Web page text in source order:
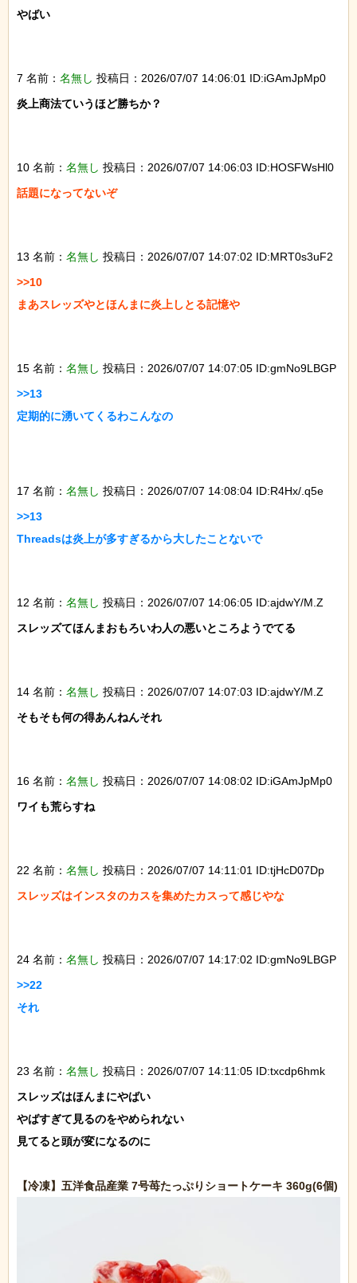
やばい
7 名前： 名無し 投稿日：2026/07/07 14:06:01 ID:iGAmJpMp0
炎上商法ていうほど勝ちか？
10 名前： 名無し 投稿日：2026/07/07 14:06:03 ID:HOSFWsHl0
話題になってないぞ
13 名前： 名無し 投稿日：2026/07/07 14:07:02 ID:MRT0s3uF2
>>10
まあスレッズやとほんまに炎上しとる記憶や
15 名前： 名無し 投稿日：2026/07/07 14:07:05 ID:gmNo9LBGP
>>13
定期的に湧いてくるわこんなの
17 名前： 名無し 投稿日：2026/07/07 14:08:04 ID:R4Hx/.q5e
>>13
Threadsは炎上が多すぎるから大したことないで
12 名前： 名無し 投稿日：2026/07/07 14:06:05 ID:ajdwY/M.Z
スレッズてほんまおもろいわ人の悪いところようでてる
14 名前： 名無し 投稿日：2026/07/07 14:07:03 ID:ajdwY/M.Z
そもそも何の得あんねんそれ
16 名前： 名無し 投稿日：2026/07/07 14:08:02 ID:iGAmJpMp0
ワイも荒らすね
22 名前： 名無し 投稿日：2026/07/07 14:11:01 ID:tjHcD07Dp
スレッズはインスタのカスを集めたカスって感じやな
24 名前： 名無し 投稿日：2026/07/07 14:17:02 ID:gmNo9LBGP
>>22
それ
23 名前： 名無し 投稿日：2026/07/07 14:11:05 ID:txcdp6hmk
スレッズはほんまにやばい
やばすぎて見るのをやめられない
見てると頭が変になるのに